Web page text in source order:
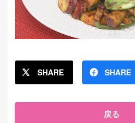
SHARE SHARE
戻る